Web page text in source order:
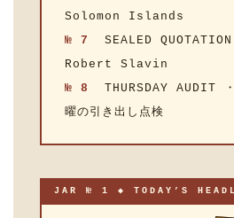
Solomon Islands
№ 7
SEALED
Robert Slavin
№ 8
THURSDAY AUDIT
曜の引き出し点検
JAR № 1 ◆ TODAY’S